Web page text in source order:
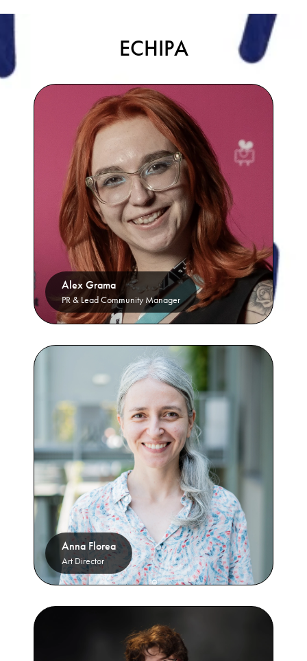
ECHIPA
Alex Grama
PR & Lead Community Manager
Anna Florea
Art Director